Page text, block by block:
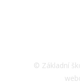
© Základní